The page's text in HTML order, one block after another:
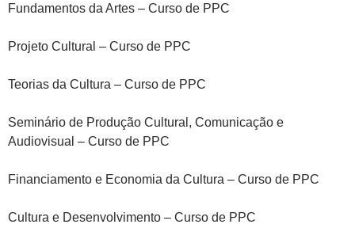
Fundamentos da Artes – Curso de PPC
Projeto Cultural – Curso de PPC
Teorias da Cultura – Curso de PPC
Seminário de Produção Cultural, Comunicação e
Audiovisual – Curso de PPC
Financiamento e Economia da Cultura – Curso de PPC
Cultura e Desenvolvimento – Curso de PPC